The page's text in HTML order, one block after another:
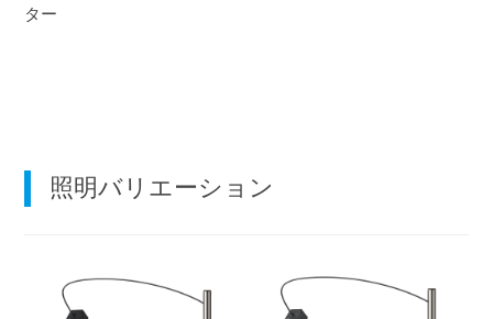
ター
照明バリエーション